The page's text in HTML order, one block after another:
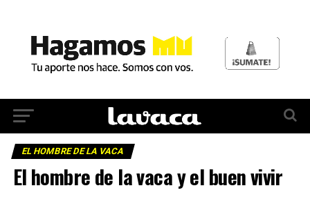
EL HOMBRE DE LA VACA
El hombre de la vaca y el buen vivir